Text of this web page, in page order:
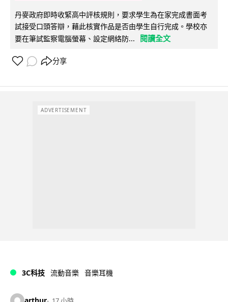
丹麥政府即時收緊高中評核規則，要求學生為在家完成書面考
試接受口頭答辯，藉此核實作品是否由學生自行完成。學校亦
要在筆試監察電腦螢幕、設定網絡防...
閱讀全文
分享
ADVERTISEMENT
3C科技 流動音樂 音樂耳機